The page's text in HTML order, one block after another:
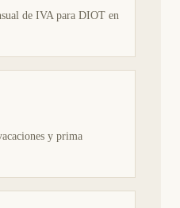
de IVA para DIOT en
y prima